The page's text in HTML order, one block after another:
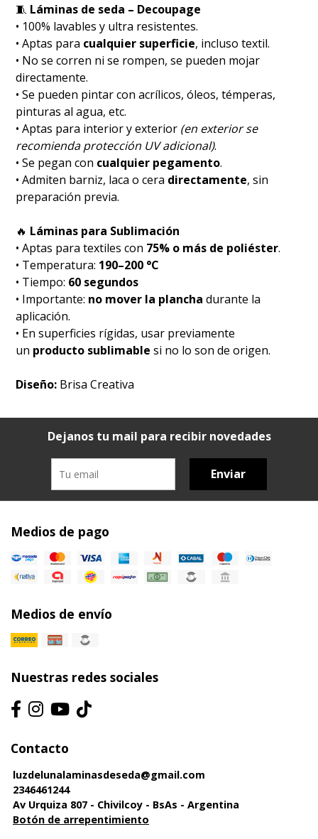
🧵 Láminas de seda – Decoupage
• 100% lavables y ultra resistentes.
• Aptas para cualquier superficie, incluso textil.
• No se corren ni se rompen, se pueden mojar
directamente.
• Se pueden pintar con acrílicos, óleos, témperas,
pinturas al agua, etc.
• Aptas para interior y exterior (en exterior se
recomienda protección UV adicional).
• Se pegan con cualquier pegamento.
• Admiten barniz, laca o cera directamente, sin
preparación previa.
🔥 Láminas para Sublimación
• Aptas para textiles con 75% o más de poliéster.
• Temperatura: 190–200 °C
• Tiempo: 60 segundos
• Importante: no mover la plancha durante la
aplicación.
• En superficies rígidas, usar previamente
un producto sublimable si no lo son de origen.
Diseño: Brisa Creativa
Dejanos tu mail para recibir novedades
Enviar
Medios de pago
Medios de envío
Nuestras redes sociales
Contacto
luzdelunalaminasdeseda@gmail.com
2346461244
Av Urquiza 807 - Chivilcoy - BsAs - Argentina
Botón de arrepentimiento